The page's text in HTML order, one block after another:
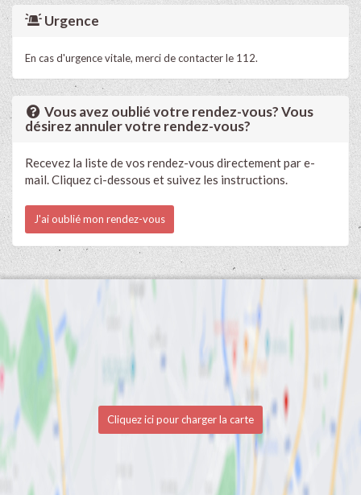
Urgence
En cas d'urgence vitale, merci de contacter le 112.
Vous avez oublié votre rendez-vous? Vous
désirez annuler votre rendez-vous?
Recevez la liste de vos rendez-vous directement par e-
mail. Cliquez ci-dessous et suivez les instructions.
J'ai oublié mon rendez-vous
Cliquez ici pour charger la carte